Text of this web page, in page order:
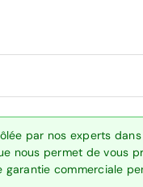
par nos experts
nous permet de vous
commerciale